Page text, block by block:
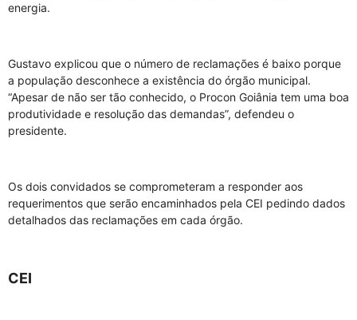
energia.
Gustavo explicou que o número de reclamações é baixo porque
a população desconhece a existência do órgão municipal.
“Apesar de não ser tão conhecido, o Procon Goiânia tem uma boa
produtividade e resolução das demandas”, defendeu o
presidente.
Os dois convidados se comprometeram a responder aos
requerimentos que serão encaminhados pela CEI pedindo dados
detalhados das reclamações em cada órgão.
CEI